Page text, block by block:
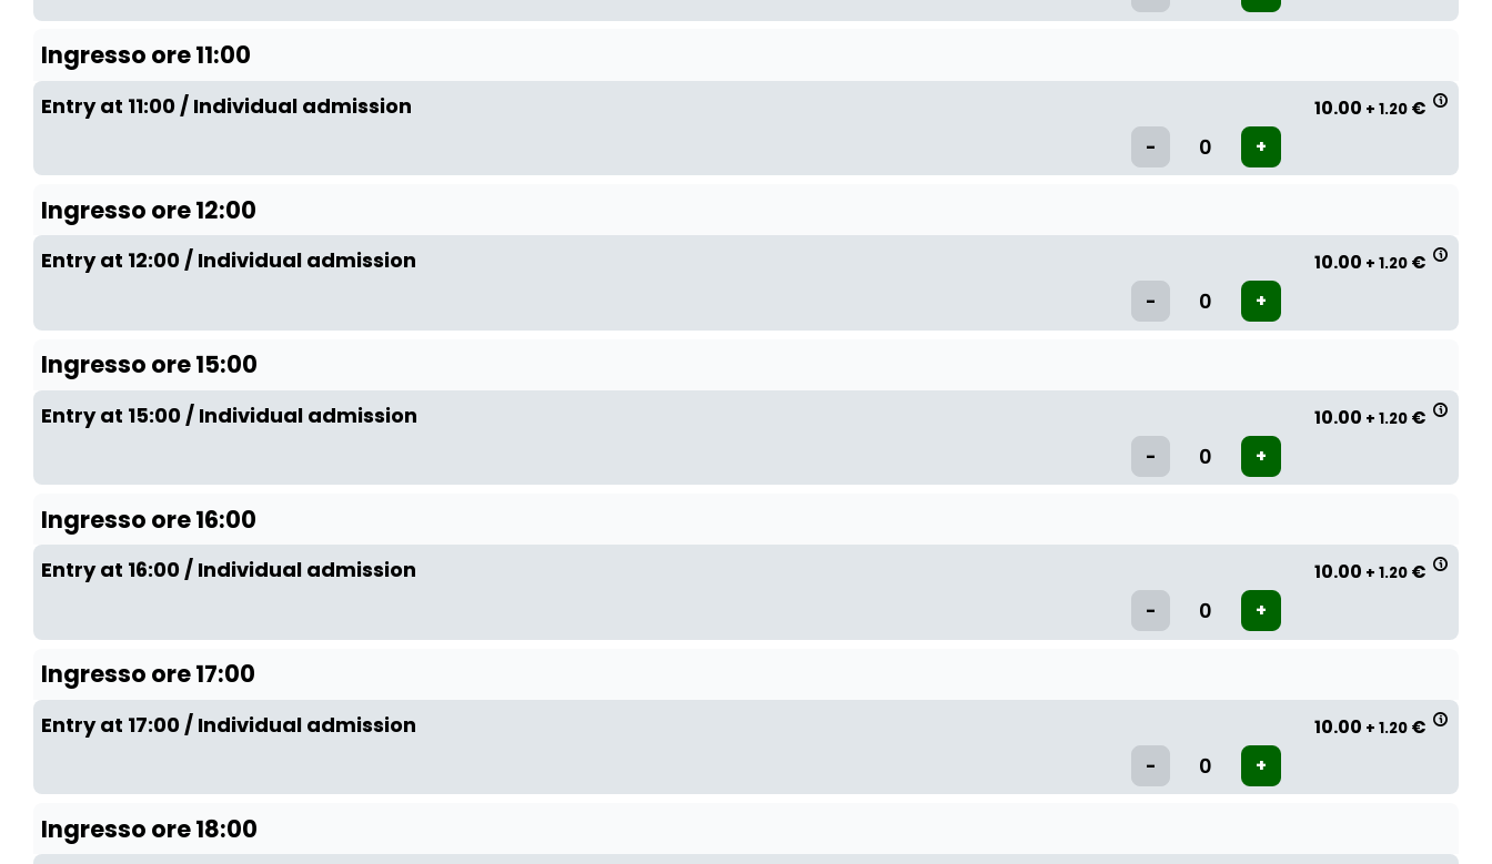
Ingresso ore 11:00
Entry at 11:00 / Individual admission 10.00 + 1.20 €
Ingresso ore 12:00
Entry at 12:00 / Individual admission 10.00 + 1.20 €
Ingresso ore 15:00
Entry at 15:00 / Individual admission 10.00 + 1.20 €
Ingresso ore 16:00
Entry at 16:00 / Individual admission 10.00 + 1.20 €
Ingresso ore 17:00
Entry at 17:00 / Individual admission 10.00 + 1.20 €
Ingresso ore 18:00